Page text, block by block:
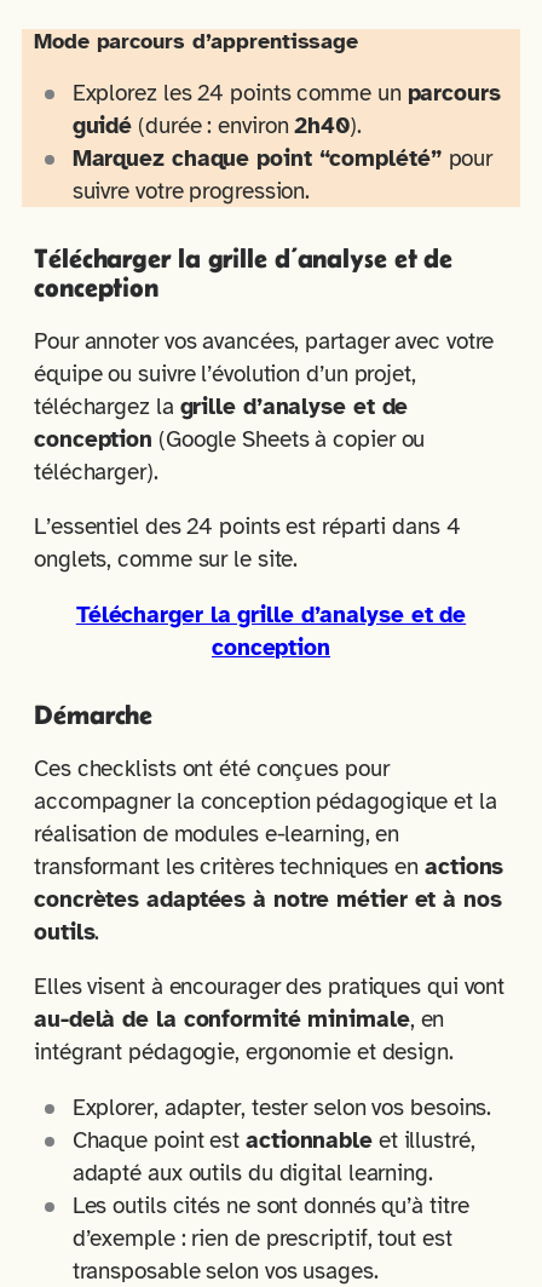
Mode parcours d’apprentissage
Explorez les 24 points comme un parcours
guidé (durée : environ2h40).
Marquez chaque point “complété” pour
suivre votre progression.
Télécharger la grille d’analyse et de
conception
Pour annoter vos avancées, partager avec votre
équipe ou suivre l’évolution d’un projet,
téléchargez la grille d’analyse et de
conception (Google Sheets à copier ou
télécharger).
L’essentiel des 24 points est réparti dans 4
onglets, comme sur le site.
Télécharger la grille d’analyse et de
conception
Démarche
Ces checklists ont été conçues pour
accompagner la conception pédagogique et la
réalisation de modules e-learning, en
transformant les critères techniques en actions
concrètes adaptées à notre métier et à nos
outils.
Elles visent à encourager des pratiques qui vont
au-delà de la conformité minimale, en
intégrant pédagogie, ergonomie et design.
Explorer, adapter, tester selon vos besoins.
Chaque point est actionnableet illustré,
adapté aux outils du digital learning.
Les outils cités ne sont donnés qu’à titre
d’exemple : rien de prescriptif, tout est
transposable selon vos usages.